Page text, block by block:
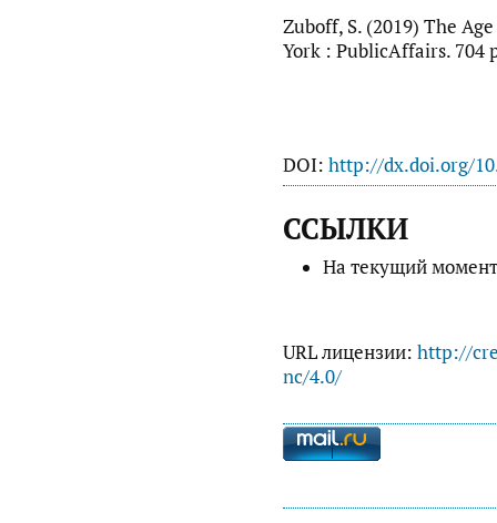
Zuboff, S. (2019) The
York : PublicAffairs. 704
DOI: http://dx.doi.org/
ССЫЛКИ
На текущий
URL лицензии: http://
nc/4.0/